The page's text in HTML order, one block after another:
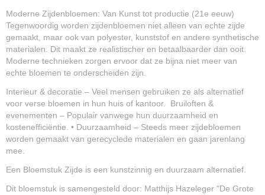
Moderne Zijdenbloemen: Van Kunst tot productie (21e eeuw)
Tegenwoordig worden zijdenbloemen niet alleen van echte zijde
gemaakt, maar ook van polyester, kunststof en andere synthetische
materialen. Dit maakt ze realistischer en betaalbaarder dan ooit.
Moderne technieken zorgen ervoor dat ze bijna niet meer van
echte bloemen te onderscheiden zijn.
Interieur & decoratie – Veel mensen gebruiken ze als alternatief
voor verse bloemen in hun huis of kantoor. Bruiloften &
evenementen – Populair vanwege hun duurzaamheid en
kostenefficiëntie. • Duurzaamheid – Steeds meer zijdebloemen
worden gemaakt van gerecyclede materialen en gaan jarenlang
mee.
Een Bloemstuk Zijde is een kunstzinnig en duurzaam alternatief.
Dit bloemstuk is samengesteld door: Matthijs Hazeleger "De Grote